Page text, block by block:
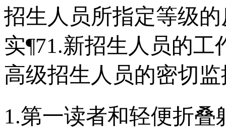
招生人员所指定等级
实¶71.新招生人员的
高级招生人员的密切监
1.第一读者和轻便折叠